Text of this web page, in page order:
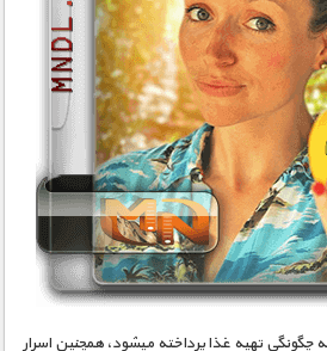
چگونگی تهیه غذا پرداخته میشود، همچنین اسرار